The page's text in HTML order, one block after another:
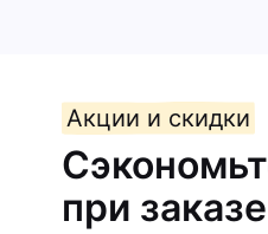
Акции и скидки
при